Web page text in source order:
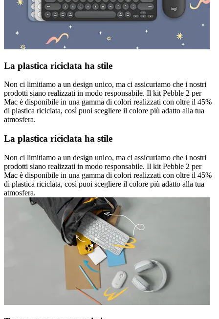
La plastica riciclata ha stile
Non ci limitiamo a un design unico, ma ci assicuriamo che i nostri
prodotti siano realizzati in modo responsabile. Il kit Pebble 2 per
Mac è disponibile in una gamma di colori realizzati con oltre il 45%
di plastica riciclata, così puoi scegliere il colore più adatto alla tua
atmosfera.
La plastica riciclata ha stile
Non ci limitiamo a un design unico, ma ci assicuriamo che i nostri
prodotti siano realizzati in modo responsabile. Il kit Pebble 2 per
Mac è disponibile in una gamma di colori realizzati con oltre il 45%
di plastica riciclata, così puoi scegliere il colore più adatto alla tua
atmosfera.